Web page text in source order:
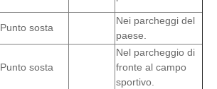
Punto sosta
Nei parcheggi del
paese.
Punto sosta
Nel parcheggio di
fronte al campo
sportivo.